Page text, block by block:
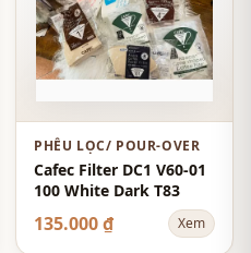
PHỄU LỌC/ POUR-OVER
Cafec Filter DC1 V60-01
100 White Dark T83
135.000 ₫ Xem